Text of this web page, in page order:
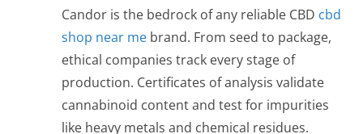
Candor is the bedrock of any reliable CBD cbd
shop near me brand. From seed to package,
ethical companies track every stage of
production. Certificates of analysis validate
cannabinoid content and test for impurities
like heavy metals and chemical residues.